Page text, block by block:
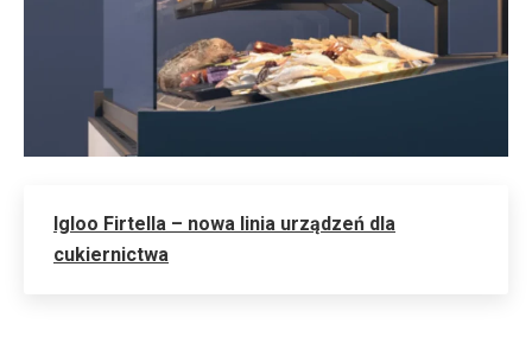
Igloo Firtella – nowa linia urządzeń dla
cukiernictwa